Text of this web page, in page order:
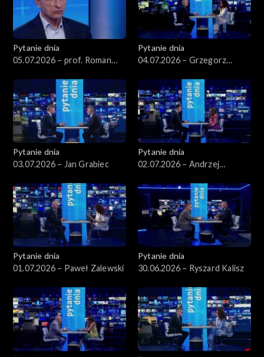
Pytanie dnia
05.07.2026 – prof. Roman
Pytanie dnia
04.07.2026 – Grzegorz
Pytanie dnia
03.07.2026 – Jan Grabiec
Pytanie dnia
02.07.2026 – Andrzej
Pytanie dnia
01.07.2026 – Paweł Zalewski
Pytanie dnia
30.06.2026 – Ryszard Kalisz